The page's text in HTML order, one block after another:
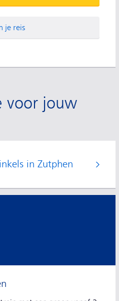
je reis
voor jouw
in Zutphen